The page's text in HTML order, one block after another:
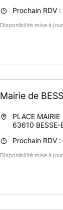
Prochain RDV :
Disponibilité mise à
Mairie de
PLACE MAIRIE
63610
Prochain RDV :
Disponibilité mise à